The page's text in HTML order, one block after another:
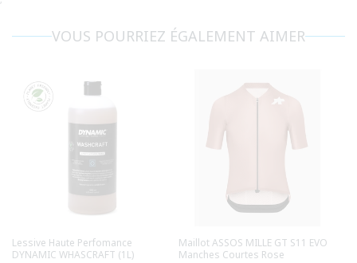
VOUS POURRIEZ ÉGALEMENT AIMER
Lessive Haute Perfomance
DYNAMIC WHASCRAFT (1L)
Maillot ASSOS MILLE GT S11 EVO
Manches Courtes Rose